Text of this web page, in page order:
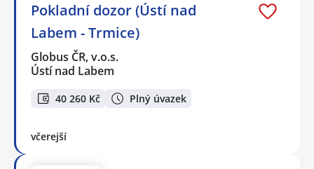
Pokladní dozor (Ústí nad
Labem - Trmice)
Globus ČR, v.o.s.
Ústí nad Labem
40 260 Kč Plný úvazek
včerejší